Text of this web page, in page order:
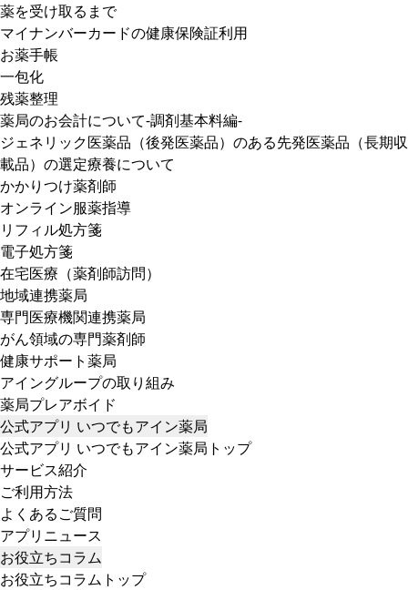
薬を受け取るまで
マイナンバーカードの健康保険証利用
お薬手帳
一包化
残薬整理
薬局のお会計について-調剤基本料編-
ジェネリック医薬品（後発医薬品）のある先発医薬品（長期収
載品）の選定療養について
かかりつけ薬剤師
オンライン服薬指導
リフィル処方箋
電子処方箋
在宅医療（薬剤師訪問）
地域連携薬局
専門医療機関連携薬局
がん領域の専門薬剤師
健康サポート薬局
アイングループの取り組み
薬局プレアボイド
公式アプリ いつでもアイン薬局
公式アプリ いつでもアイン薬局トップ
サービス紹介
ご利用方法
よくあるご質問
アプリニュース
お役立ちコラム
お役立ちコラムトップ